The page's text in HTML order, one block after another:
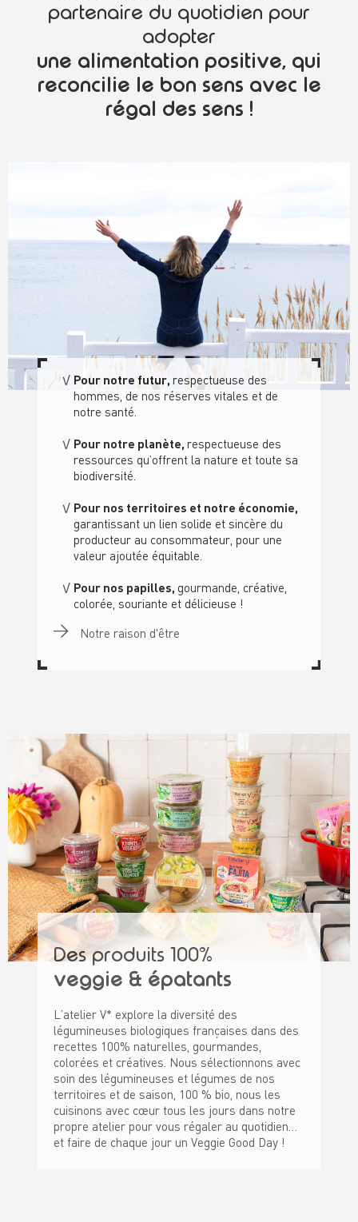
partenaire du quotidien pour
adopter
une alimentation positive, qui
reconcilie le bon sens avec le
régal des sens !
Pour notre futur,respectueuse des
hommes, de nos réserves vitales et de
notre santé.
Pour notre planète,respectueuse des
ressources qu’offrent la nature et toute sa
biodiversité.
Pour nos territoires et notre économie,
garantissant un lien solide et sincère du
producteur au consommateur, pour une
valeur ajoutée équitable.
Pour nos papilles, gourmande, créative,
colorée, souriante et délicieuse !
Notre raison d'être
Des produits 100%
veggie & épatants
L’atelier V* explore la diversité des
légumineuses biologiques françaises dans des
recettes 100% naturelles, gourmandes,
colorées et créatives. Nous sélectionnons avec
soin des légumineuses et légumes de nos
territoires et de saison, 100 % bio, nous les
cuisinons avec cœur tous les jours dans notre
propre atelier pour vous régaler au quotidien…
et faire de chaque jour un Veggie Good Day !